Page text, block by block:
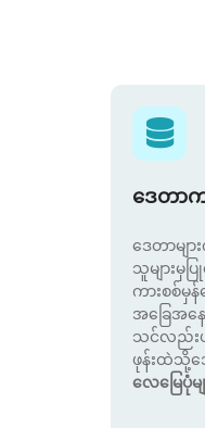
ဒေတာ
ဒေတာမျ
သူများမှ
ကားစစ်မှန်
အခြေအန
သင်လည်း
ဖုန်းထဲသို့ဒ
လေမြေပုံ